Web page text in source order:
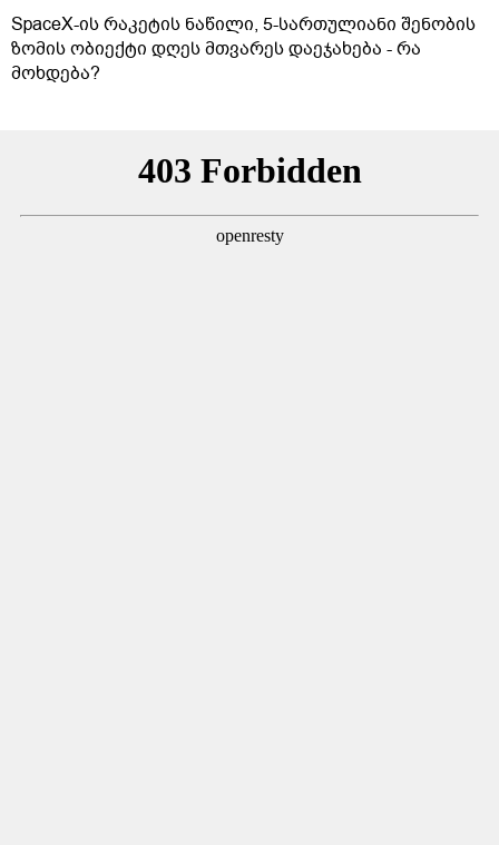
SpaceX-ის რაკეტის ნაწილი, 5-სართულიანი შენობის
ზომის ობიექტი დღეს მთვარეს დაეჯახება - რა
მოხდება?